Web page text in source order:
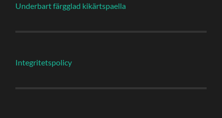
Underbart färgglad kikärtspaella
Integritetspolicy